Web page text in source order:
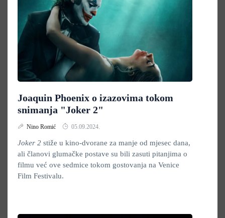
Joaquin Phoenix o izazovima tokom
snimanja "Joker 2"
Nino Romić 05.09.2024.
Joker 2 stiže u kino-dvorane za manje od mjesec dana,
ali članovi glumačke postave su bili zasuti pitanjima o
filmu već ove sedmice tokom gostovanja na Venice
Film Festivalu.